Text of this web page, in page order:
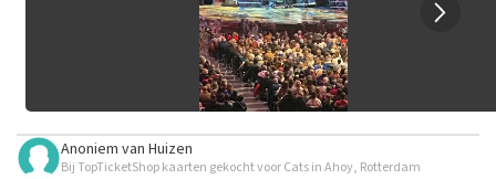
Anoniem van Huizen
Bij TopTicketShop kaarten gekocht voor Cats in Ahoy, Rotterdam